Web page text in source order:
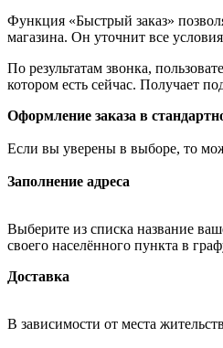
Функция «Быстрый заказ»
магазина. Он уточнит все
По результатам звонка,
котором есть сейчас. Получает
Оформление заказа в
Если вы уверены в выборе, то
Заполнение адреса
Выберите из списка название
своего населённого пункта в
Доставка
В зависимости от места